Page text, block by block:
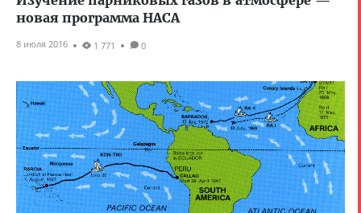
новая программа НАСА
8 июля 2016 1 771 0